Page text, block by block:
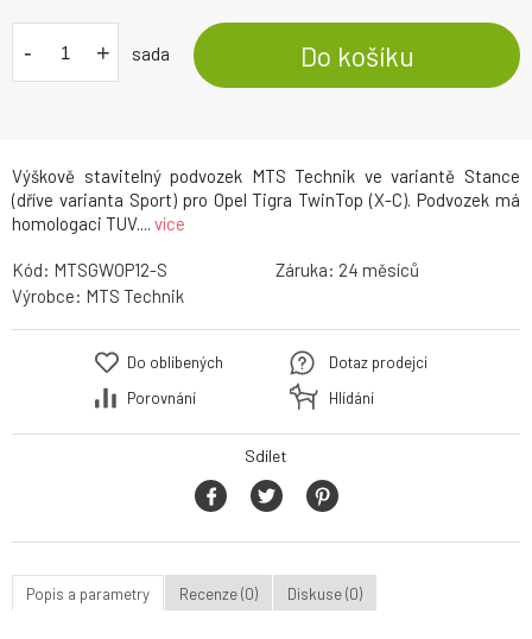
Výškově stavitelný podvozek MTS Technik ve variantě Stance
(dříve varianta Sport) pro Opel Tigra TwinTop (X-C). Podvozek má
homologaci TUV.... více
- + sada Do košíku
Kód: MTSGWOP12-S Záruka: 24
Výrobce: MTS Technik
Do oblíbených
Porovnání
Dotaz prodejci
Hlídání
Sdílet
Popis a parametry Recenze (0) Diskuse (0)